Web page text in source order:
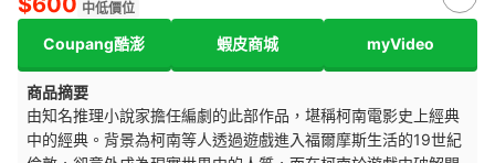
中低價位
Coupang酷澎 蝦皮商城 myVideo
商品摘要
由知名推理小說家擔任編劇的此部作品，堪稱柯南電影史上經典
中的經典。背景為柯南等人透過遊戲進入福爾摩斯生活的19世紀